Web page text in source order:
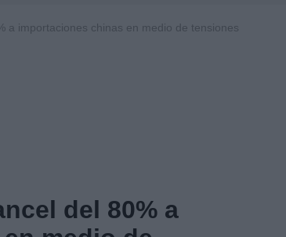
ante la crisis migratoria en Ceuta
a importaciones chinas en medio de tensiones
del 80% a